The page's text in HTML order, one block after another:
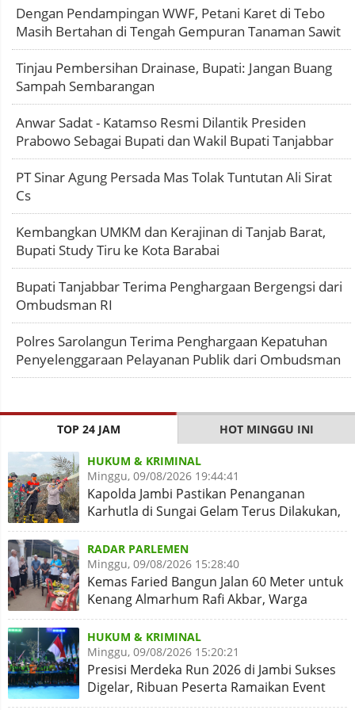
Dengan Pendampingan WWF, Petani Karet di Tebo
Masih Bertahan di Tengah Gempuran Tanaman Sawit
Tinjau Pembersihan Drainase, Bupati: Jangan Buang
Sampah Sembarangan
Anwar Sadat - Katamso Resmi Dilantik Presiden
Prabowo Sebagai Bupati dan Wakil Bupati Tanjabbar
PT Sinar Agung Persada Mas Tolak Tuntutan Ali Sirat
Cs
Kembangkan UMKM dan Kerajinan di Tanjab Barat,
Bupati Study Tiru ke Kota Barabai
Bupati Tanjabbar Terima Penghargaan Bergengsi dari
Ombudsman RI
Polres Sarolangun Terima Penghargaan Kepatuhan
Penyelenggaraan Pelayanan Publik dari Ombudsman
TOP 24 JAM HOT MINGGU INI
HUKUM & KRIMINAL
Minggu, 09/08/2026 19:44:41
Kapolda Jambi Pastikan Penanganan
Karhutla di Sungai Gelam Terus Dilakukan,
Sinergi Diperkuat
RADAR PARLEMEN
Minggu, 09/08/2026 15:28:40
Kemas Faried Bangun Jalan 60 Meter untuk
Kenang Almarhum Rafi Akbar, Warga
Simpang Rimbo Syukuran
HUKUM & KRIMINAL
Minggu, 09/08/2026 15:20:21
Presisi Merdeka Run 2026 di Jambi Sukses
Digelar, Ribuan Peserta Ramaikan Event
Nasional